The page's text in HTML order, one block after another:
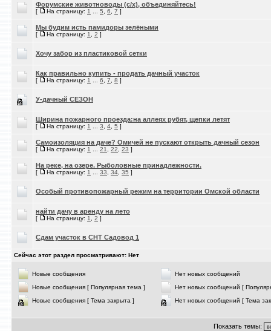
Форумские животноводы (с/х), объединяйтесь!
[ На страницу: 1 5 6 7 ]
Мы будим исть памидоры зелёными
[ На страницу: 1 2 ]
Хочу забор из пластиковой сетки
Как правильно купить - продать дачный участок
[ На страницу: 1 6 7 8 ]
У-дачный СЕЗОН
Ширина пожарного проезда:на аллеях рубят, щепки летят
[ На страницу: 1 3 4 5 ]
Самоизоляция на даче? Омичей не пускают открыть дачный сезон
[ На страницу: 1 21 22 23 ]
На реке, на озере. Рыболовные принадлежности.
[ На страницу: 1 33 34 35 ]
Особый противопожарный режим на территории Омской области
найти дачу в аренду на лето
[ На страницу: 1 2 ]
Сдам участок в СНТ Садовод 1
Сейчас этот раздел просматривают: Нет
Новые сообщения
Нет новых сообщений
Новые сообщения [ Популярная тема ]
Нет новых сообщений [
Новые сообщения [ Тема закрыта ]
Нет новых сообщений [ Тема
Показать темы: